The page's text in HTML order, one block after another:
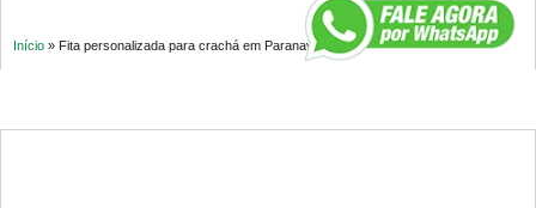
Início » Fita personalizada para crachá em Paranavaí – PR